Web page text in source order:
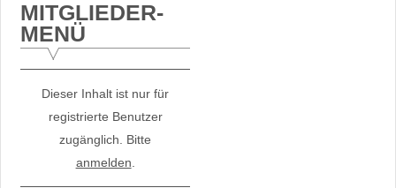
MITGLIEDER-
MENÜ
Dieser Inhalt ist nur für
registrierte Benutzer
zugänglich. Bitte
anmelden